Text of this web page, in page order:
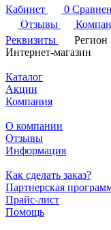
Кабинет
0
Отзывы
Реквизиты
Регион
Интернет-магазин
Каталог
Акции
Компания
О компании
Отзывы
Информация
Как сделать заказ?
Партнерская
Прайс-лист
Помощь